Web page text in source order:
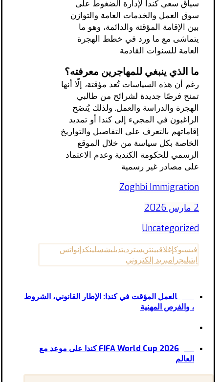
سياق سعي كندا لإدارة الضغوط على
سوق العمل والخدمات العامة والتوازن
بين الإقامة المؤقتة والدائمة، وهو ما
يتماشى مع ما ورد في خطط الهجرة
العامة للسنوات القادمة
ما الذي ينبغي للمهاجرين معرفته؟
رغم أن هذه السياسات تُعد مؤقتة، إلّا أنها
تمنح فرصًا جديدة لشرائح من طالبي
الهجرة والدراسة والعمل. ولذلك يُنصَح
الراغبون في المجيء إلى كندا أو تمديد
إقاماتهم بالتعرف على التفاصيل والتواريخ
الخاصة بكل سياسة من خلال الموقع
الرسمي للحكومة الكندية وعدم الاعتماد
على مصادر غير رسمية
Zoghbi Immigration
2 مارس 2026
Uncategorized
فيسبوكإغلاقبينتريسترديتديليشسلينكدإنواتس
ابتيليجرامبريد إلكتروني
السابقالعمل المؤقت في كندا: الإطار القانوني، الشروط
، والفرص المهنية
FIFA World Cup 2026 كندا على موعد مع
العالم